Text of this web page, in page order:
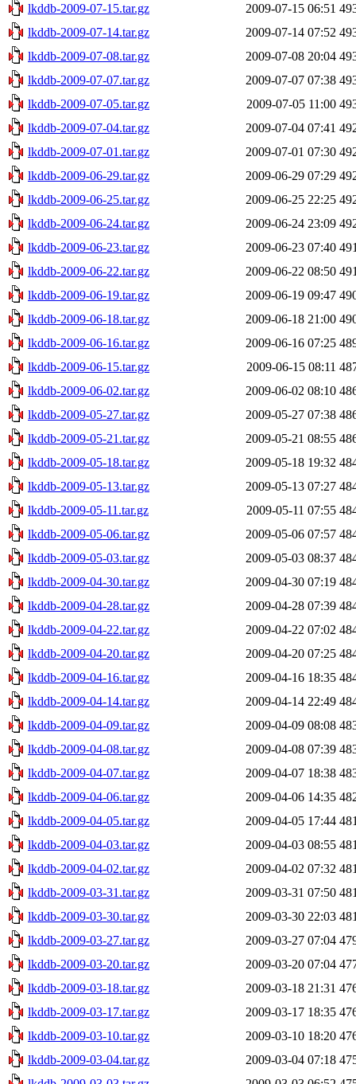
lkddb-2009-07-15.tar.gz
2009-07-15 06:51
lkddb-2009-07-14.tar.gz
2009-07-14 07:52
lkddb-2009-07-08.tar.gz
2009-07-08 20:04
lkddb-2009-07-07.tar.gz
2009-07-07 07:38
lkddb-2009-07-05.tar.gz
2009-07-05 11:00
lkddb-2009-07-04.tar.gz
2009-07-04 07:41
lkddb-2009-07-01.tar.gz
2009-07-01 07:30
lkddb-2009-06-29.tar.gz
2009-06-29 07:29
lkddb-2009-06-25.tar.gz
2009-06-25 22:25
lkddb-2009-06-24.tar.gz
2009-06-24 23:09
lkddb-2009-06-23.tar.gz
2009-06-23 07:40
lkddb-2009-06-22.tar.gz
2009-06-22 08:50
lkddb-2009-06-19.tar.gz
2009-06-19 09:47
lkddb-2009-06-18.tar.gz
2009-06-18 21:00
lkddb-2009-06-16.tar.gz
2009-06-16 07:25
lkddb-2009-06-15.tar.gz
2009-06-15 08:11
lkddb-2009-06-02.tar.gz
2009-06-02 08:10
lkddb-2009-05-27.tar.gz
2009-05-27 07:38
lkddb-2009-05-21.tar.gz
2009-05-21 08:55
lkddb-2009-05-18.tar.gz
2009-05-18 19:32
lkddb-2009-05-13.tar.gz
2009-05-13 07:27
lkddb-2009-05-11.tar.gz
2009-05-11 07:55
lkddb-2009-05-06.tar.gz
2009-05-06 07:57
lkddb-2009-05-03.tar.gz
2009-05-03 08:37
lkddb-2009-04-30.tar.gz
2009-04-30 07:19
lkddb-2009-04-28.tar.gz
2009-04-28 07:39
lkddb-2009-04-22.tar.gz
2009-04-22 07:02
lkddb-2009-04-20.tar.gz
2009-04-20 07:25
lkddb-2009-04-16.tar.gz
2009-04-16 18:35
lkddb-2009-04-14.tar.gz
2009-04-14 22:49
lkddb-2009-04-09.tar.gz
2009-04-09 08:08
lkddb-2009-04-08.tar.gz
2009-04-08 07:39
lkddb-2009-04-07.tar.gz
2009-04-07 18:38
lkddb-2009-04-06.tar.gz
2009-04-06 14:35
lkddb-2009-04-05.tar.gz
2009-04-05 17:44
lkddb-2009-04-03.tar.gz
2009-04-03 08:55
lkddb-2009-04-02.tar.gz
2009-04-02 07:32
lkddb-2009-03-31.tar.gz
2009-03-31 07:50
lkddb-2009-03-30.tar.gz
2009-03-30 22:03
lkddb-2009-03-27.tar.gz
2009-03-27 07:04
lkddb-2009-03-20.tar.gz
2009-03-20 07:04
lkddb-2009-03-18.tar.gz
2009-03-18 21:31
lkddb-2009-03-17.tar.gz
2009-03-17 18:35
lkddb-2009-03-10.tar.gz
2009-03-10 18:20
lkddb-2009-03-04.tar.gz
2009-03-04 07:18